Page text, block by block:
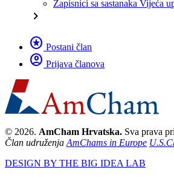
Zapisnici sa sastanaka Vijeća
chevron_right
stars Postani član
account_circle Prijava članova
© 2026. AmCham Hrvatska. Sva prava
Član udruženja AmChams in Europe
DESIGN BY THE BIG IDEA LAB